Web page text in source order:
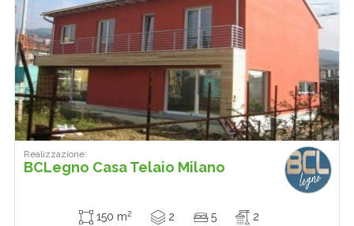
Realizzazione:
BCLegno Casa Telaio Milano
150 m2 2 5 2